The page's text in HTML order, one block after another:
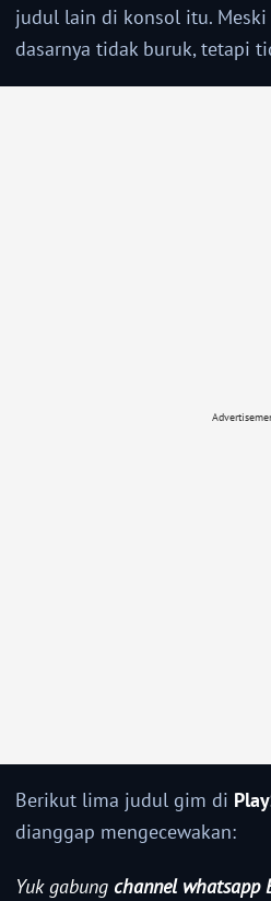
judul lain di konsol itu.
dasarnya tidak buruk, tetapi
Berikut lima judul gim di
dianggap mengecewakan:
Yuk gabung channel whatsapp